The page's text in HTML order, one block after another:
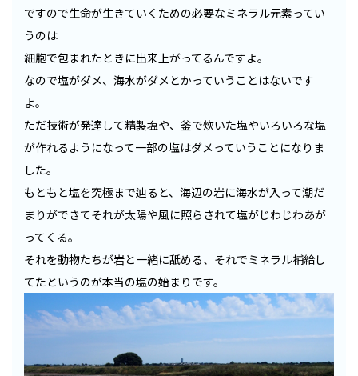
ですので生命が生きていくための必要なミネラル元素ってい
うのは
細胞で包まれたときに出来上がってるんですよ。
なので塩がダメ、海水がダメとかっていうことはないです
よ。
ただ技術が発達して精製塩や、釜で炊いた塩やいろいろな塩
が作れるようになって一部の塩はダメっていうことになりま
した。
もともと塩を究極まで辿ると、海辺の岩に海水が入って潮だ
まりができてそれが太陽や風に照らされて塩がじわじわあが
ってくる。
それを動物たちが岩と一緒に舐める、それでミネラル補給し
てたというのが本当の塩の始まりです。